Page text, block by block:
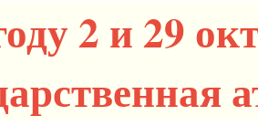
2 и 29